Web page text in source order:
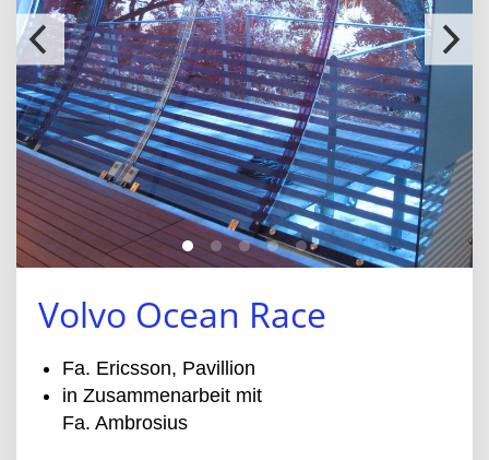
Volvo Ocean Race
Fa. Ericsson, Pavillion
in Zusammenarbeit mit
Fa. Ambrosius